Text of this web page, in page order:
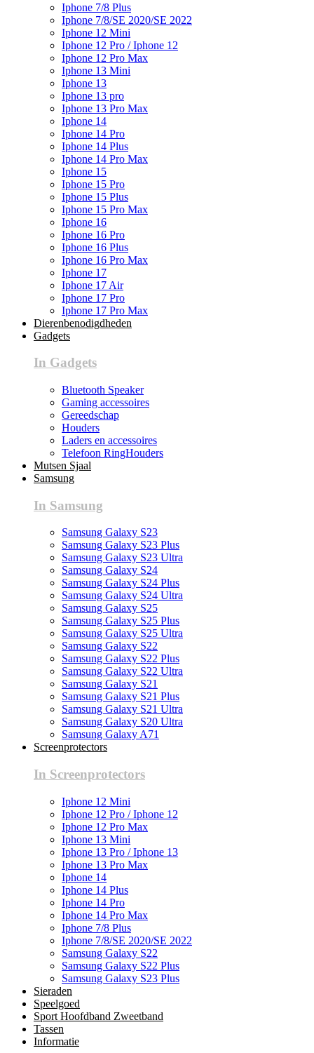
Iphone 7/8 Plus
Iphone 7/8/SE 2020/SE 2022
Iphone 12 Mini
Iphone 12 Pro / Iphone 12
Iphone 12 Pro Max
Iphone 13 Mini
Iphone 13
Iphone 13 pro
Iphone 13 Pro Max
Iphone 14
Iphone 14 Pro
Iphone 14 Plus
Iphone 14 Pro Max
Iphone 15
Iphone 15 Pro
Iphone 15 Plus
Iphone 15 Pro Max
Iphone 16
Iphone 16 Pro
Iphone 16 Plus
Iphone 16 Pro Max
Iphone 17
Iphone 17 Air
Iphone 17 Pro
Iphone 17 Pro Max
Dierenbenodigdheden
Gadgets
In Gadgets
Bluetooth Speaker
Gaming accessoires
Gereedschap
Houders
Laders en accessoires
Telefoon RingHouders
Mutsen Sjaal
Samsung
In Samsung
Samsung Galaxy S23
Samsung Galaxy S23 Plus
Samsung Galaxy S23 Ultra
Samsung Galaxy S24
Samsung Galaxy S24 Plus
Samsung Galaxy S24 Ultra
Samsung Galaxy S25
Samsung Galaxy S25 Plus
Samsung Galaxy S25 Ultra
Samsung Galaxy S22
Samsung Galaxy S22 Plus
Samsung Galaxy S22 Ultra
Samsung Galaxy S21
Samsung Galaxy S21 Plus
Samsung Galaxy S21 Ultra
Samsung Galaxy S20 Ultra
Samsung Galaxy A71
Screenprotectors
In Screenprotectors
Iphone 12 Mini
Iphone 12 Pro / Iphone 12
Iphone 12 Pro Max
Iphone 13 Mini
Iphone 13 Pro / Iphone 13
Iphone 13 Pro Max
Iphone 14
Iphone 14 Plus
Iphone 14 Pro
Iphone 14 Pro Max
Iphone 7/8 Plus
Iphone 7/8/SE 2020/SE 2022
Samsung Galaxy S22
Samsung Galaxy S22 Plus
Samsung Galaxy S23 Plus
Sieraden
Speelgoed
Sport Hoofdband Zweetband
Tassen
Informatie